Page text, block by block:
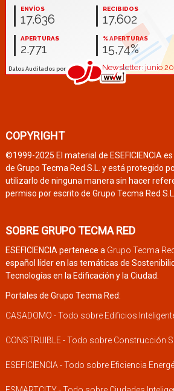
COPYRIGHT
©1999-2025 El material de ESEFICIENCIA
de Grupo Tecma Red S.L. y está protegido
utilizarlo de ninguna manera sin hacer
permiso por escrito de Grupo Tecma Red S.L.
SOBRE GRUPO TECMA RED
ESEFICIENCIA pertenece a Grupo Tecma
español líder en las temáticas de
Tecnologías en la Edificación y la Ciudad.
Portales de Grupo Tecma Red:
CASADOMO - Todo sobre Edificios
CONSTRUIBLE - Todo sobre Construcción
ESEFICIENCIA - Todo sobre Eficiencia